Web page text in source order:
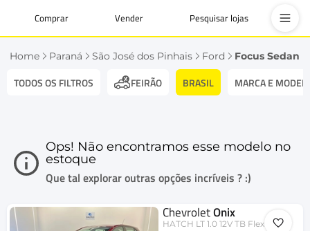
Comprar Vender Pesquisar lojas
Home Paraná São José dos Pinhais Ford Focus Sedan
TODOS OS FILTROS FEIRÃO BRASIL MARCA E
Ops! Não encontramos esse modelo no
estoque
Que tal explorar outras opções incríveis ? :)
ChevroletOnix
HATCH LT 1.0 12V TB Flex 5p Mec.